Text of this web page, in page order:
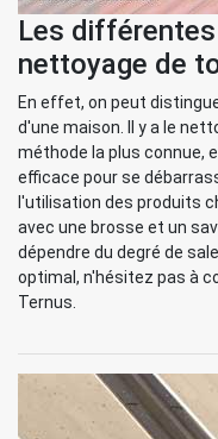
Les
nettoyage de
En effet, on peut
d'une maison. Il y a le
méthode la plus connue,
efficace pour se
l'utilisation des produits
avec une brosse et un
dépendre du degré de
optimal, n'hésitez pas à
Ternus.